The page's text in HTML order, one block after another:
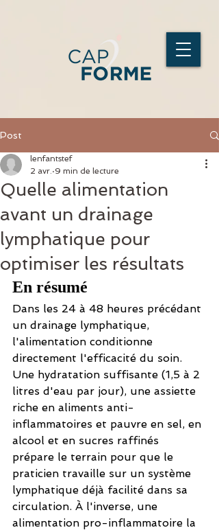
Post
Quelle alimentation
avant un drainage
lymphatique pour
optimiser les résultats
lenfantstef
2 avr. 9 min de lecture
En résumé
Dans les 24 à 48 heures précédant
un drainage lymphatique,
l'alimentation conditionne
directement l'efficacité du soin.
Une hydratation suffisante (1,5 à 2
litres d'eau par jour), une assiette
riche en aliments anti-
inflammatoires et pauvre en sel, en
alcool et en sucres raffinés
prépare le terrain pour que le
praticien travaille sur un système
lymphatique déjà facilité dans sa
circulation. À l'inverse, une
alimentation pro-inflammatoire la